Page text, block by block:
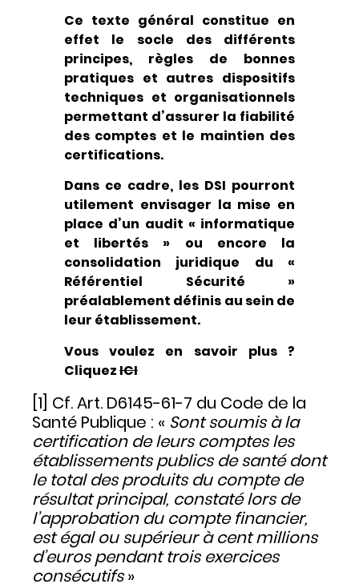
Ce texte général constitue en
effet le socle des différents
principes, règles de bonnes
pratiques et autres dispositifs
techniques et organisationnels
permettant d’assurer la fiabilité
des comptes et le maintien des
certifications.
Dans ce cadre, les DSI pourront
utilement envisager la mise en
place d’un audit « informatique
et libertés » ou encore la
consolidation juridique du «
Référentiel Sécurité »
préalablement définis au sein de
leur établissement.
Vous voulez en savoir plus ?
CliquezICI
[1] Cf. Art. D6145-61-7 du Code de la
Santé Publique : « Sont soumis à la
certification de leurs comptes les
établissements publics de santé dont
le total des produits du compte de
résultat principal, constaté lors de
l’approbation du compte financier,
est égal ou supérieur à cent millions
d’euros pendant trois exercices
consécutifs»